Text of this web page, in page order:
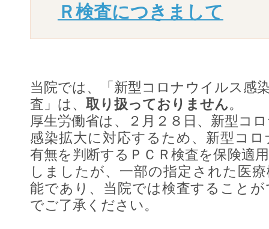
Ｒ検査につきまして
当院では、「新型コロナウイルス感
査」は、 取り扱っておりません。
厚生労働省は、２月２８日、新型コ
感染拡大に対応するため、新型コ
有無を判断するＰＣＲ検査を保険適
しましたが、一部の指定された医
能であり、当院では検査すること
でご了承ください。